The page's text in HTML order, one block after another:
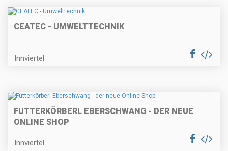
CEATEC - UMWELTTECHNIK
Innviertel
FUTTERKÖRBERL EBERSCHWANG - DER NEUE
ONLINE SHOP
Innviertel